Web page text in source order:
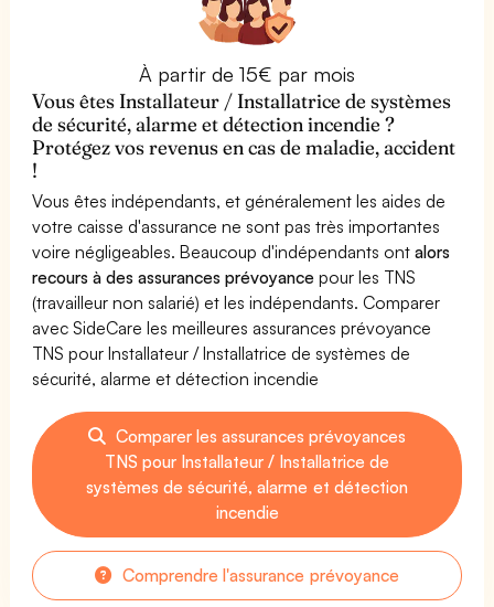
À partir de 15€ par mois
Vous êtes Installateur / Installatrice de systèmes
de sécurité, alarme et détection incendie ?
Protégez vos revenus en cas de maladie, accident
!
Vous êtes indépendants, et généralement les aides de
votre caisse d'assurance ne sont pas très importantes
voire négligeables. Beaucoup d'indépendants ontalors
recours à des assurances prévoyance pour les TNS
(travailleur non salarié) et les indépendants. Comparer
avec SideCare les meilleures assurances prévoyance
TNS pour Installateur / Installatrice de systèmes de
sécurité, alarme et détection incendie
Comparer les assurances prévoyances
TNS pour Installateur / Installatrice de
systèmes de sécurité, alarme et détection
incendie
Comprendre l'assurance prévoyance